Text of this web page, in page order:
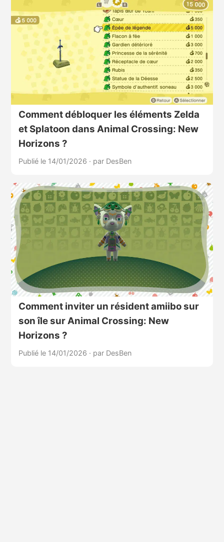
Comment débloquer les éléments Zelda
et Splatoon dans Animal Crossing: New
Horizons ?
Publié le 14/01/2026 · par DesBen
Comment inviter un résident amiibo sur
son île sur Animal Crossing: New
Horizons ?
Publié le 14/01/2026 · par DesBen